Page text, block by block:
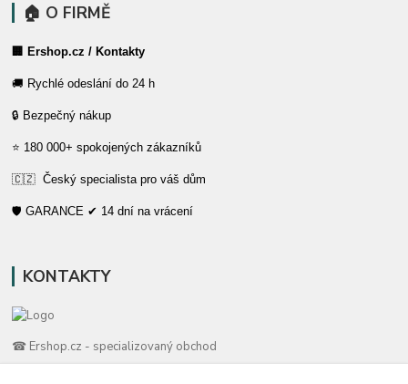
🏠 O FIRMĚ
🏢 Ershop.cz / Kontakty
🚚 Rychlé odeslání do 24 h
🔒 Bezpečný nákup
⭐ 180 000+ spokojených zákazníků
🇨🇿 Český specialista pro váš dům
🛡️ GARANCE ✔ 14 dní na vrácení
KONTAKTY
☎ Ershop.cz - specializovaný obchod